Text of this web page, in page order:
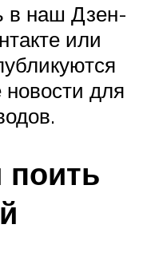
в наш Дзен-
или
новости для
поить